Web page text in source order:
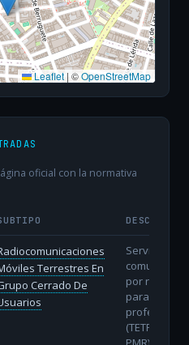
Leaflet | ©OpenStreetMap
oficial con la normativa
Terrestres En
Cerrado De
Servicios de
por radio
para grupos
(TETRA, DMR,